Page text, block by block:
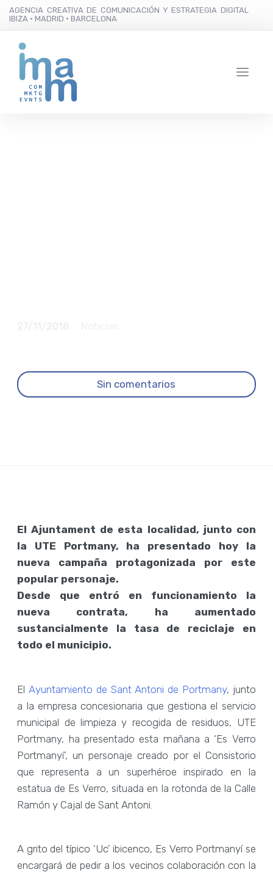
AGENCIA CREATIVA DE COMUNICACIÓN Y ESTRATEGIA DIGITAL
IBIZA · MADRID · BARCELONA
Sin comentarios
El Ajuntament de esta localidad, junto con
la UTE Portmany, ha presentado hoy la
nueva campaña protagonizada por este
popular personaje.
Desde que entró en funcionamiento la
nueva contrata, ha aumentado
sustancialmente la tasa de reciclaje en
todo el municipio.
El Ayuntamiento de Sant Antoni de Portmany, junto
a la empresa concesionaria que gestiona el servicio
municipal de limpieza y recogida de residuos, UTE
Portmany, ha presentado esta mañana a ‘Es Verro
Portmanyí’, un personaje creado por el Consistorio
que representa a un superhéroe inspirado en la
estatua de Es Verro, situada en la rotonda de la Calle
Ramón y Cajal de Sant Antoni.
A grito del típico ‘Uc’ ibicenco, Es Verro Portmanyí se
encargará de pedir a los vecinos colaboración con la